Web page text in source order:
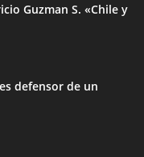
Guzman S. «Chile y
defensor de un